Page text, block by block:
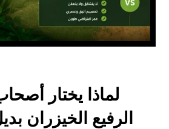
لماذا يختار
الرفيع الخيزران